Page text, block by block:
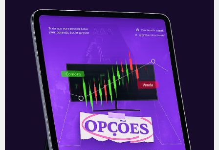
E EU COM ISSO
Alpargatas (ALPA4) divulga
resultado do terceiro trimestre